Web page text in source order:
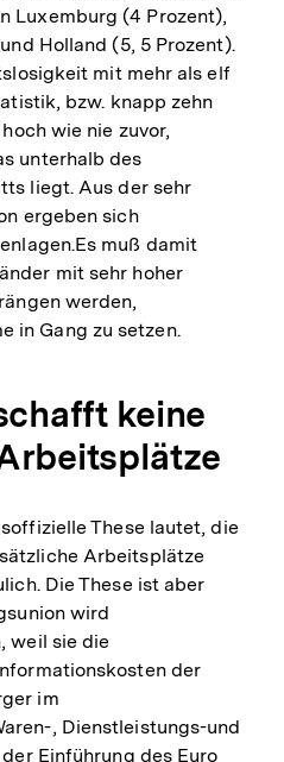
Luxemburg (4 Prozent),
Holland (5, 5 Prozent).
mit mehr als elf
bzw. knapp zehn
wie nie zuvor,
unterhalb des
liegt. Aus der sehr
ergeben sich
muß damit
mit sehr hoher
werden,
in Gang zu setzen.
keine
These lautet, die
Arbeitsplätze
Die These ist aber
wird
weil sie die
der
im
, Dienstleistungs-und
Einführung des Euro
Zum